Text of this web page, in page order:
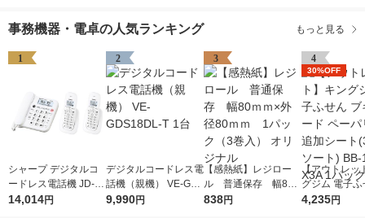
事務機器・電卓の人気ランキング もっと見る
1
シャープ デジタルコ
ードレス電話機 JD-G
33-CW 1台
14,014円
2
デジタルコードレス電
話機（親機） VE-GD
S18DL-T 1台
9,990円
3
【感熱紙】レジロー
ル 普通保存 幅80
ｍｍ×外径80ｍｍ 1
838円
4
30%OFF
【アウトレッ
グジム 電子
ギーボード ペ
4,235円